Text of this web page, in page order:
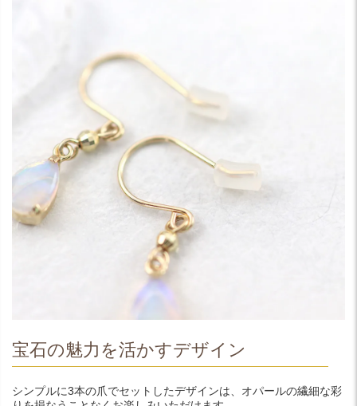
宝石の魅力を活かすデザイン
シンプルに3本の爪でセットしたデザインは、オパールの繊細な彩